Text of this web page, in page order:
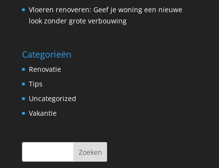
Vloeren renoveren: Geef je woning een nieuwe
look zonder grote verbouwing
Categorieën
Renovatie
Tips
Uncategorized
Vakantie